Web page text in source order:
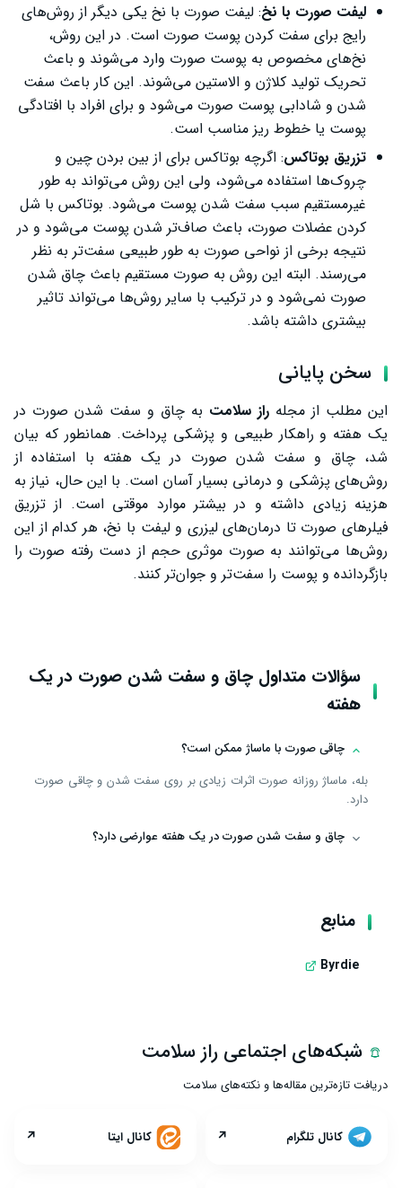
لیفت صورت با نخ: لیفت صورت با نخ یکی دیگر از روش‌های
رایج برای سفت کردن پوست صورت است. در این روش،
نخ‌های مخصوص به پوست صورت وارد می‌شوند و باعث
تحریک تولید کلاژن و الاستین می‌شوند. این کار باعث سفت
شدن و شادابی پوست صورت می‌شود و برای افراد با افتادگی
پوست یا خطوط ریز مناسب است.
تزریق بوتاکس: اگرچه بوتاکس برای از بین بردن چین و
چروک‌ها استفاده می‌شود، ولی این روش می‌تواند به طور
غیرمستقیم سبب سفت شدن پوست می‌شود. بوتاکس با شل
کردن عضلات صورت، باعث صاف‌تر شدن پوست می‌شود و در
نتیجه برخی از نواحی صورت به طور طبیعی سفت‌تر به نظر
می‌رسند. البته این روش به صورت مستقیم باعث چاق شدن
صورت نمی‌شود و در ترکیب با سایر روش‌ها می‌تواند تاثیر
بیشتری داشته باشد.
سخن پایانی
این مطلب از مجله راز سلامت به چاق و سفت شدن صورت در
یک هفته و راهکار طبیعی و پزشکی پرداخت. همانطور که بیان
شد، چاق و سفت شدن صورت در یک هفته با استفاده از
روش‌های پزشکی و درمانی بسیار آسان است. با این حال، نیاز به
هزینه زیادی داشته و در بیشتر موارد موقتی است. از تزریق
فیلرهای صورت تا درمان‌های لیزری و لیفت با نخ، هر کدام از این
روش‌ها می‌توانند به صورت موثری حجم از دست رفته صورت را
بازگردانده و پوست را سفت‌تر و جوان‌تر کنند.
سؤالات متداول چاق و سفت شدن صورت در یک
هفته
چاقی صورت با ماساژ ممکن است؟
بله، ماساژ روزانه صورت اثرات زیادی بر روی سفت شدن و چاقی صورت
دارد.
چاق و سفت شدن صورت در یک هفته عوارضی دارد؟
منابع
Byrdie
شبکه‌های اجتماعی راز سلامت
دریافت تازه‌ترین مقاله‌ها و نکته‌های سلامت
کانال تلگرام ↗ کانال ایتا ↗